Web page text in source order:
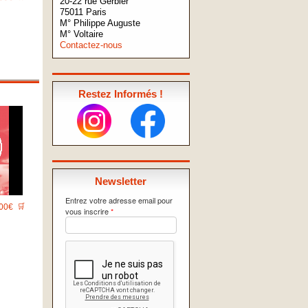
75011 Paris
M° Philippe Auguste
M° Voltaire
Contactez-nous
Restez Informés !
Newsletter
Entrez votre adresse email pour
vous inscrire*
🛒